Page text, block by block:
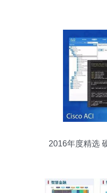
2016年度精选